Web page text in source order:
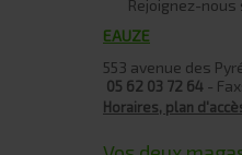
Rejoignez-nous
EAUZE
553 avenue des
05 62 03 72 64 -
Horaires, plan